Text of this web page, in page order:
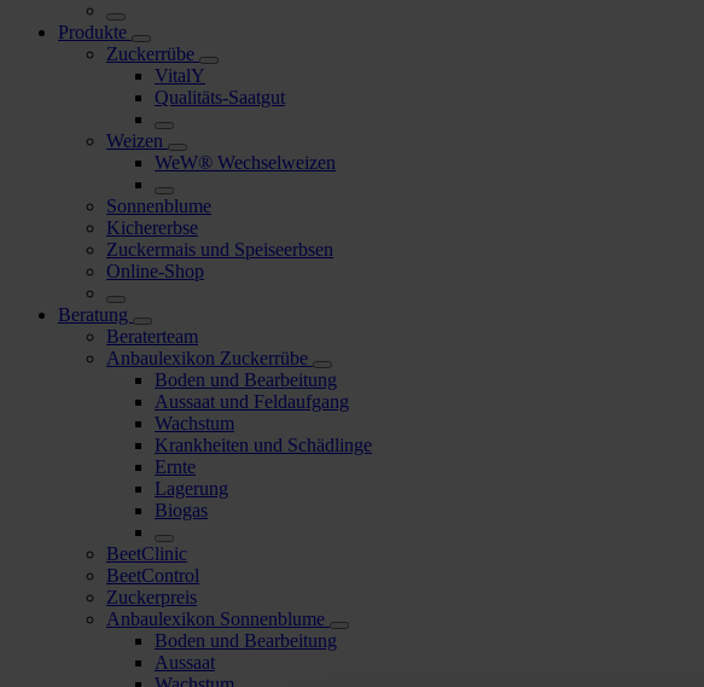
Produkte
Zuckerrübe
VitalY
Qualitäts-Saatgut
Weizen
WeW® Wechselweizen
Sonnenblume
Kichererbse
Zuckermais und Speiseerbsen
Online-Shop
Beratung
Beraterteam
Anbaulexikon Zuckerrübe
Boden und Bearbeitung
Aussaat und Feldaufgang
Wachstum
Krankheiten und Schädlinge
Ernte
Lagerung
Biogas
BeetClinic
BeetControl
Zuckerpreis
Anbaulexikon Sonnenblume
Boden und Bearbeitung
Aussaat